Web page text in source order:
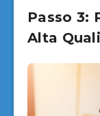
Passo 3:
Alta